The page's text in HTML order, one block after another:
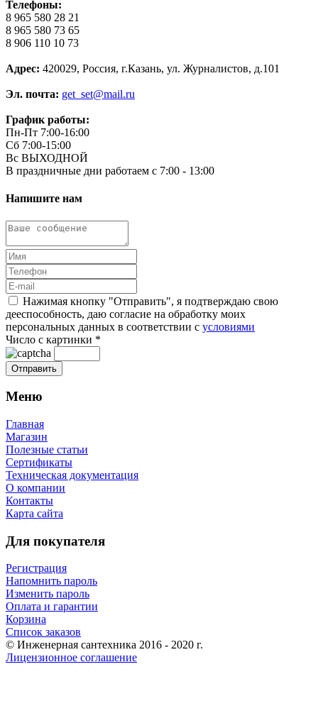
Телефоны:
8 965 580 28 21
8 965 580 73 65
8 906 110 10 73
Адрес: 420029, Россия, г.Казань, ул. Журналистов, д.101
Эл. почта: get_set@mail.ru
График работы:
Пн-Пт 7:00-16:00
Сб 7:00-15:00
Вс ВЫХОДНОЙ
В праздничные дни работаем с 7:00 - 13:00
Напишите нам
Нажимая кнопку "Отправить", я подтверждаю свою
дееспособность, даю согласие на обработку моих
персональных данных в соответствии с условиями
Число с картинки *
Меню
Главная
Магазин
Полезные статьи
Сертификаты
Техническая документация
О компании
Контакты
Карта сайта
Для покупателя
Регистрация
Напомнить пароль
Изменить пароль
Оплата и гарантии
Корзина
Список заказов
© Инженерная сантехника 2016 - 2020 г.
Лицензионное соглашение